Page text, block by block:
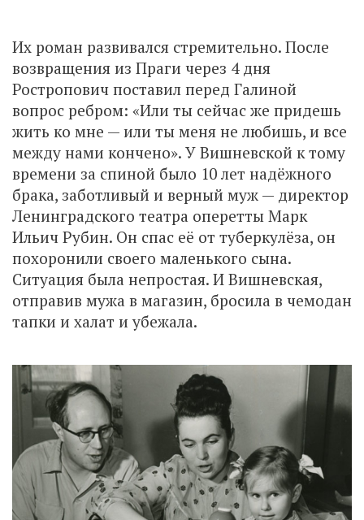
Их роман развивался стремительно. После
возвращения из Праги через 4 дня
Ростропович поставил перед Галиной
вопрос ребром: «Или ты сейчас же придешь
жить ко мне — или ты меня не любишь, и все
между нами кончено». У Вишневской к тому
времени за спиной было 10 лет надёжного
брака, заботливый и верный муж — директор
Ленинградского театра оперетты Марк
Ильич Рубин. Он спас её от туберкулёза, он
похоронили своего маленького сына.
Ситуация была непростая. И Вишневская,
отправив мужа в магазин, бросила в чемодан
тапки и халат и убежала.